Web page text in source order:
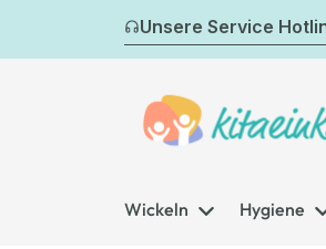
Hauptinhalt springen
Zur Suche springen
Zur Hauptnavigation springen
Unsere Service
Wickeln Hygiene